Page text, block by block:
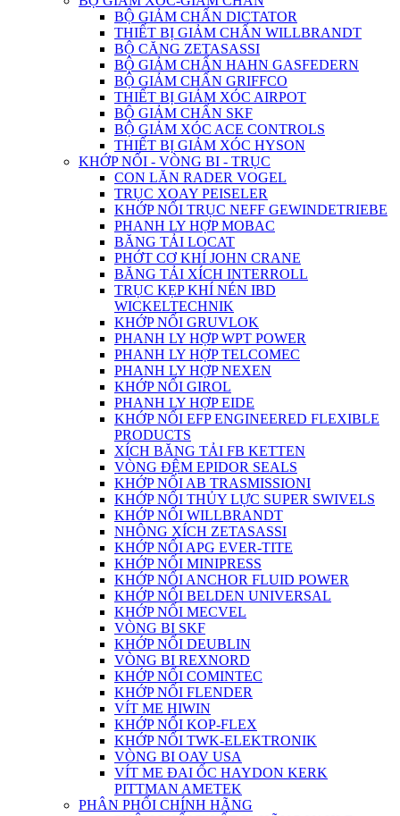
BỘ GIẢM CHẤN DICTATOR
THIẾT BỊ GIẢM CHẤN WILLBRANDT
BỘ CĂNG ZETASASSI
BỘ GIẢM CHẤN HAHN GASFEDERN
BỘ GIẢM CHẤN GRIFFCO
THIẾT BỊ GIẢM XÓC AIRPOT
BỘ GIẢM CHẤN SKF
BỘ GIẢM XÓC ACE CONTROLS
THIẾT BỊ GIẢM XÓC HYSON
KHỚP NỐI - VÒNG BI - TRỤC
CON LĂN RADER VOGEL
TRỤC XOAY PEISELER
KHỚP NỐI TRỤC NEFF GEWINDETRIEBE
PHANH LY HỢP MOBAC
BĂNG TẢI LOCAT
PHỚT CƠ KHÍ JOHN CRANE
BĂNG TẢI XÍCH INTERROLL
TRỤC KẸP KHÍ NÉN IBD
WICKELTECHNIK
KHỚP NỐI GRUVLOK
PHANH LY HỢP WPT POWER
PHANH LY HỢP TELCOMEC
PHANH LY HỢP NEXEN
KHỚP NỐI GIROL
PHANH LY HỢP EIDE
KHỚP NỐI EFP ENGINEERED FLEXIBLE
PRODUCTS
XÍCH BĂNG TẢI FB KETTEN
VÒNG ĐỆM EPIDOR SEALS
KHỚP NỐI AB TRASMISSIONI
KHỚP NỐI THỦY LỰC SUPER SWIVELS
KHỚP NỐI WILLBRANDT
NHÔNG XÍCH ZETASASSI
KHỚP NỐI APG EVER-TITE
KHỚP NỐI MINIPRESS
KHỚP NỐI ANCHOR FLUID POWER
KHỚP NỐI BELDEN UNIVERSAL
KHỚP NỐI MECVEL
VÒNG BI SKF
KHỚP NỐI DEUBLIN
VÒNG BI REXNORD
KHỚP NỐI COMINTEC
KHỚP NỐI FLENDER
VÍT ME HIWIN
KHỚP NỐI KOP-FLEX
KHỚP NỐI TWK-ELEKTRONIK
VÒNG BI OAV USA
VÍT ME ĐAI ỐC HAYDON KERK
PITTMAN AMETEK
PHÂN PHỐI CHÍNH HÃNG